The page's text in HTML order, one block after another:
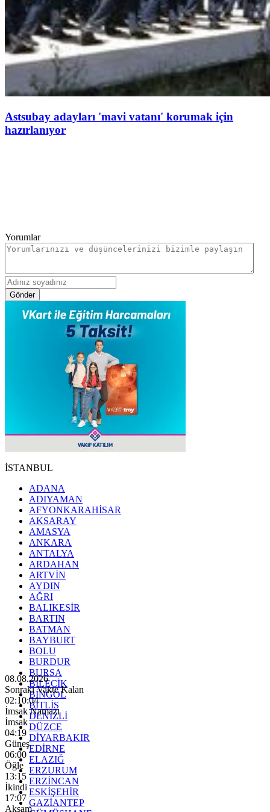
Astsubay adayları 'mavi vatanı' korumak için
hazırlanıyor
Yorumlar
Gönder
İSTANBUL
ADANA
ADIYAMAN
AFYONKARAHİSAR
AKSARAY
AMASYA
ANKARA
ANTALYA
ARDAHAN
ARTVİN
AYDIN
AĞRI
BALIKESİR
BARTIN
BATMAN
BAYBURT
BOLU
BURDUR
BURSA
BİLECİK
BİNGÖL
BİTLİS
DENİZLİ
DÜZCE
DİYARBAKIR
EDİRNE
ELAZIĞ
ERZURUM
ERZİNCAN
ESKİŞEHİR
GAZİANTEP
08.08.2026
Sonraki Vakte Kalan
02:10:02
İmsak Namazı
İmsak
04:19
Güneş
06:00
Öğle
13:15
İkindi
17:07
Akşam